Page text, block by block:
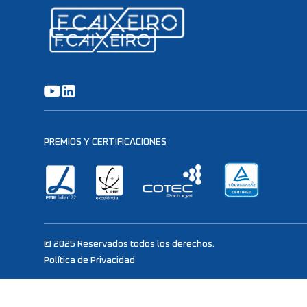
PREMIOS Y CERTIFICACIONES
© 2025 Reservados todos los derechos.
Política de Privacidad